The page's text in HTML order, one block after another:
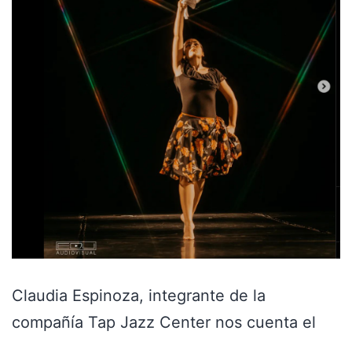
Claudia Espinoza, integrante de la
compañía Tap Jazz Center nos cuenta el